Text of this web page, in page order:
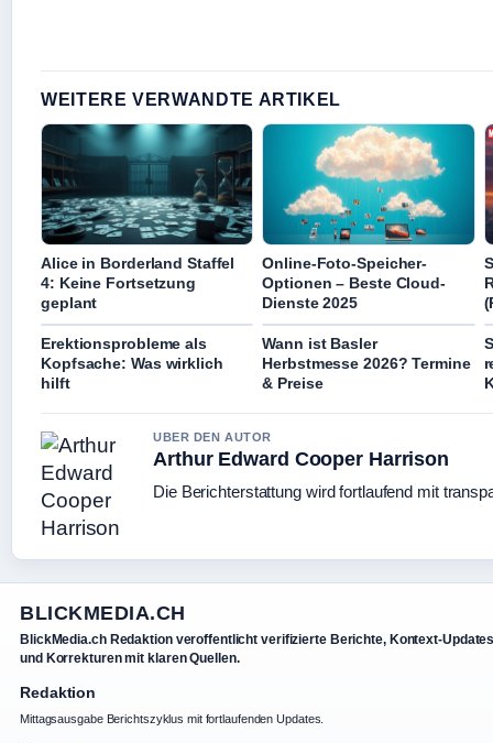
WEITERE VERWANDTE ARTIKEL
Alice in Borderland Staffel
4: Keine Fortsetzung
geplant
Online-Foto-Speicher-
Optionen – Beste Cloud-
Dienste 2025
Erektionsprobleme als
Kopfsache: Was wirklich
hilft
Wann ist Basler
Herbstmesse 2026? Termine
& Preise
UBER DEN AUTOR
Arthur Edward Cooper Harrison
Die Berichterstattung wird fortlaufend mit
BLICKMEDIA.CH
BlickMedia.ch Redaktion veroffentlicht verifizierte Berichte, Kontext-
und Korrekturen mit klaren Quellen.
Redaktion
Mittagsausgabe Berichtszyklus mit fortlaufenden Updates.